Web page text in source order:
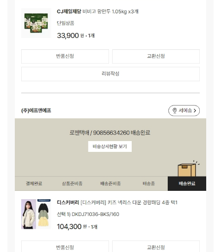
(가명)이 가정의 행복을 위해 아버님은 일하기엔 따라주지 않
는 몸이지만, 정기적인 일을 찾아 나섰고 어머님도 예승(가명)
이의 건강한 성장을 위해 집도 치우고, 맛있는 음식도 가득 해
래쉬가드도 입고 다른 친구들처럼 예승(가명)이도 즐거운 추억
환경을 마련하고자 합니다! 이제 막 새로운 시작을 하는 예승